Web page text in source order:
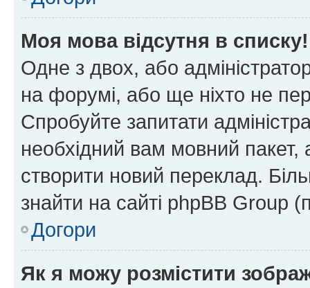
Моя мова відсутня в списку!
Одне з двох, або
на форумі, або ще ніхто не
Спробуйте запитати
необхідний вам мовний
створити новий переклад.
знайти на сайті phpBB Group
Догори
Як я можу розмістити